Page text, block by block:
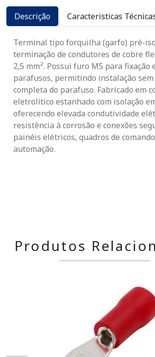
Descrição Caracteristicas
Terminal tipo forquilha (garfo) pré-
terminação de condutores de cobre
2,5 mm². Possui furo M5 para fixação
parafusos, permitindo instalação sem
completa do parafuso. Fabricado em
eletrolítico estanhado com isolação
oferecendo elevada condutividade
resistência à corrosão e conexões
painéis elétricos, quadros de
automação.
Produtos